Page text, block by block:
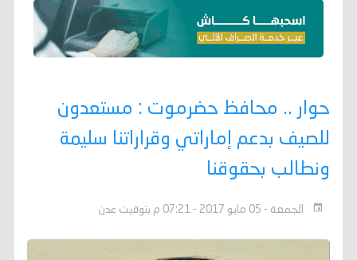
حوار .. محافظ حضرموت : مستعدون
للصيف بدعم إماراتي وقراراتنا سليمة
ونطالب بحقوقنا
الجمعة - 05 مايو 2017 - 07:21 م بتوقيت عدن